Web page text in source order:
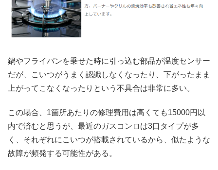
鍋やフライパンを乗せた時に引っ込む部品が温度センサー
だが、こいつがうまく認識しなくなったり、下がったまま
上がってこなくなったりという不具合は非常に多い。
この場合、1箇所あたりの修理費用は高くても15000円以
内で済むと思うが、最近のガスコンロは3口タイプが多
く、それぞれにこいつが搭載されているから、似たような
故障が頻発する可能性がある。